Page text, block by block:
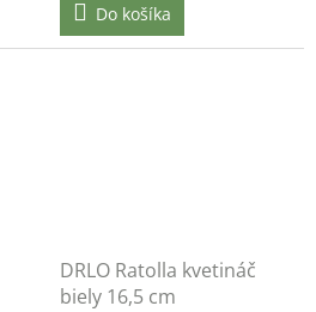
Do košíka
DRLO Ratolla kvetináč
biely 16,5 cm